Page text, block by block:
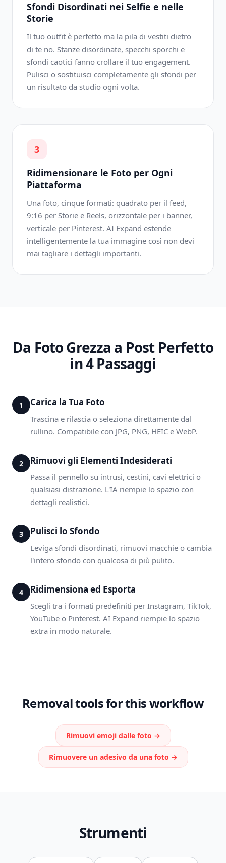
Sfondi Disordinati nei Selfie e nelle
Storie
Il tuo outfit è perfetto ma la pila di vestiti dietro
di te no. Stanze disordinate, specchi sporchi e
sfondi caotici fanno crollare il tuo engagement.
Pulisci o sostituisci completamente gli sfondi per
un risultato da studio ogni volta.
3
Ridimensionare le Foto per Ogni
Piattaforma
Una foto, cinque formati: quadrato per il feed,
9:16 per Storie e Reels, orizzontale per i banner,
verticale per Pinterest. AI Expand estende
intelligentemente la tua immagine così non devi
mai tagliare i dettagli importanti.
Da Foto Grezza a Post Perfetto
in 4 Passaggi
1 Carica la Tua Foto
Trascina e rilascia o seleziona direttamente dal
rullino. Compatibile con JPG, PNG, HEIC e WebP.
2 Rimuovi gli Elementi Indesiderati
Passa il pennello su intrusi, cestini, cavi elettrici o
qualsiasi distrazione. L'IA riempie lo spazio con
dettagli realistici.
3 Pulisci lo Sfondo
Leviga sfondi disordinati, rimuovi macchie o cambia
l'intero sfondo con qualcosa di più pulito.
4 Ridimensiona ed Esporta
Scegli tra i formati predefiniti per Instagram, TikTok,
YouTube o Pinterest. AI Expand riempie lo spazio
extra in modo naturale.
Removal tools for this workflow
Rimuovi emoji dalle foto →
Rimuovere un adesivo da una foto →
Strumenti